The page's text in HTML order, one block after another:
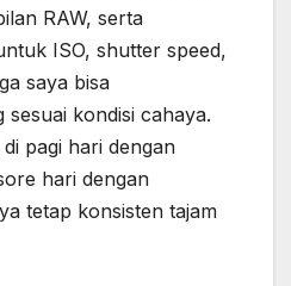
RAW, serta
ISO, shutter speed,
saya bisa
sesuai kondisi cahaya.
pagi hari dengan
hari dengan
tetap konsisten tajam